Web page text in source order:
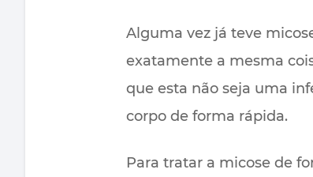
Alguma vez já teve
exatamente a mesma
que esta não seja uma
corpo de forma rápida.
Para tratar a micose de